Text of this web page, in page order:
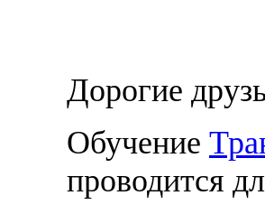
Дорогие
Обучение
проводится